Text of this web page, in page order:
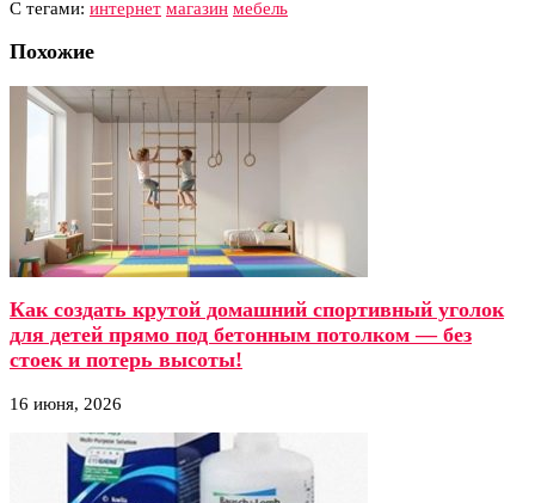
С тегами: интернет магазин мебель
Похожие
Как создать крутой домашний спортивный уголок
для детей прямо под бетонным потолком — без
стоек и потерь высоты!
16 июня, 2026